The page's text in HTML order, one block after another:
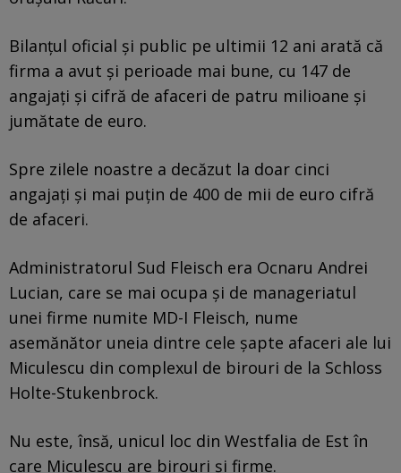
Bilanțul oficial și public pe ultimii 12 ani arată că
firma a avut și perioade mai bune, cu 147 de
angajați și cifră de afaceri de patru milioane și
jumătate de euro.
Spre zilele noastre a decăzut la doar cinci
angajați și mai puțin de 400 de mii de euro cifră
de afaceri.
Administratorul Sud Fleisch era Ocnaru Andrei
Lucian, care se mai ocupa și de manageriatul
unei firme numite MD-I Fleisch, nume
asemănător uneia dintre cele șapte afaceri ale lui
Miculescu din complexul de birouri de la Schloss
Holte-Stukenbrock.
Nu este, însă, unicul loc din Westfalia de Est în
care Miculescu are birouri și firme.